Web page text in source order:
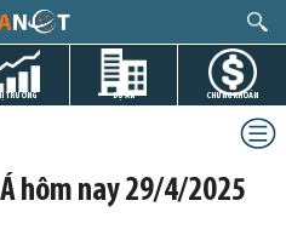
TRƯỜNG DỰ ÁN CHỨNG KHOÁN
hôm nay 29/4/2025